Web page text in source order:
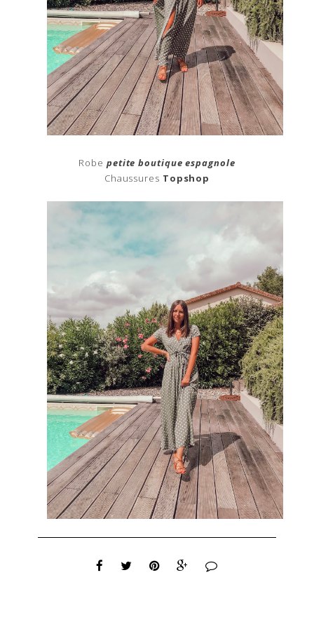
Robe petite boutique espagnole
Chaussures Topshop